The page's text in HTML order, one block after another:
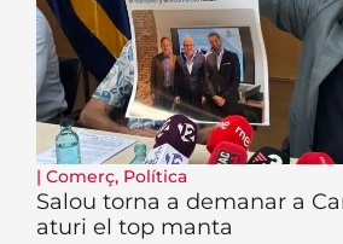
| Comerç, Política
Salou torna a demanar a
aturi el top manta